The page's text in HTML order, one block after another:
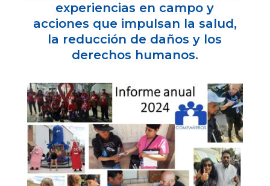
experiencias en campo y
acciones que impulsan la salud,
la reducción de daños y los
derechos humanos.